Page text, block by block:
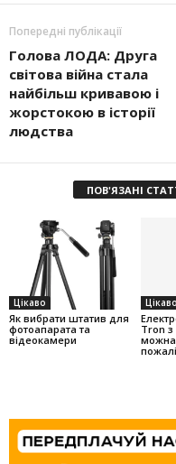
Попередні публікації
Голова ЛОДА: Друга
світова війна стала
найбільш кривавою і
жорстокою в історії
людства
ПОВ'ЯЗАНІ
Цікаво
Як вибрати штатив для
фотоапарата та
відеокамери
Цікаво
Tron з
можна